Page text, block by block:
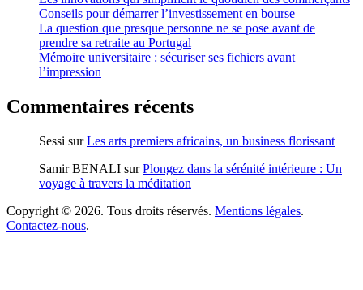
Conseils pour démarrer l’investissement en bourse
La question que presque personne ne se pose avant de
prendre sa retraite au Portugal
Mémoire universitaire : sécuriser ses fichiers avant
l’impression
Commentaires récents
Sessi surLes arts premiers africains, un business florissant
Samir BENALI surPlongez dans la sérénité intérieure : Un
voyage à travers la méditation
Copyright © 2026. Tous droits réservés. Mentions légales.
Contactez-nous.